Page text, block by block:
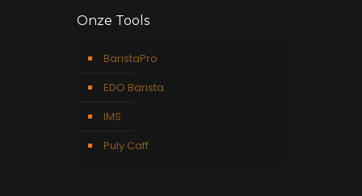
Onze Tools
BaristaPro
EDO Barista
IMS
Puly Caff